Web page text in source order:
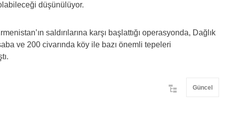
düşünülüyor.
saldırılarına karşı başlattığı operasyonda, Dağlık
ve 200 civarında köy ile bazı önemli tepeleri
Güncel